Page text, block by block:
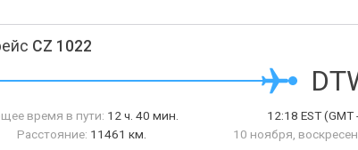
CZ 1022
время в пути: 12 ч. 40 мин.
Расстояние: 11461 км.
12:18 EST(GMT
10 ноября,